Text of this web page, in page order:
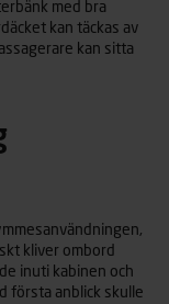
med bra
kan täckas av
kan sitta
kliver ombord
inuti kabinen och
första anblick skulle